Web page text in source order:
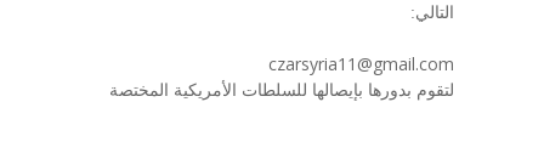
ننساك – خالد الحموري
التالي:
czarsyria11@gmail.com
لتقوم بدورها بإيصالها للسلطات الأمريكية المختصة